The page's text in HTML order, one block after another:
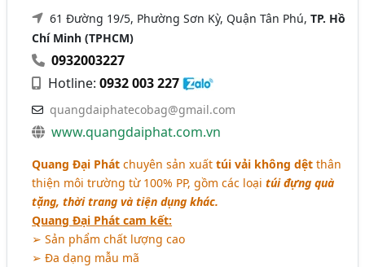
61 Đường 19/5, Phường Sơn Kỳ, Quận Tân Phú,TP. Hồ
Chí Minh (TPHCM)
0932003227
Hotline:0932 003 227
quangdaiphatecobag@gmail.com
www.quangdaiphat.com.vn
Quang Đại Phátchuyên sản xuấttúi vải không dệtthân
thiện môi trường từ 100% PP, gồm các loạitúi đựng quà
tặng, thời trang và tiện dụng khác.
Quang Đại Phát cam kết:
➢ Sản phẩm chất lượng cao
➢ Đa dạng mẫu mã